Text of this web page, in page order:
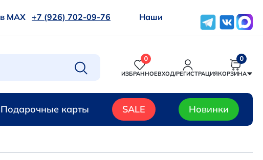
в MAX +7 (926) 702-09-76
Наши
0
ИЗБРАННОЕВХОД/РЕГИСТРАЦИЯ
0
КОРЗИНА
Подарочные карты SALE Новинки